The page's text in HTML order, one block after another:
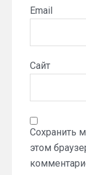
Email
Сайт
Сохранить
этом